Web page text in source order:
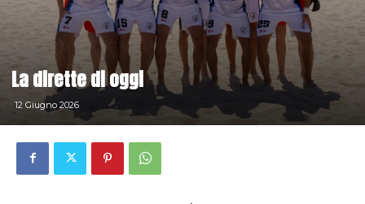
La dirette di oggi
12 Giugno 2026